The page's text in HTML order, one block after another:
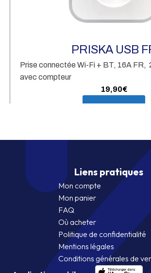
PRISKA USB
Prise connectée Wi-Fi + BT, 16A FR,
avec compteur
19,90€
Liens pratiques
Mon compte
Mon panier
FAQ
Où acheter
Politique de confidentialité
Mentions légales
Conditions générales de